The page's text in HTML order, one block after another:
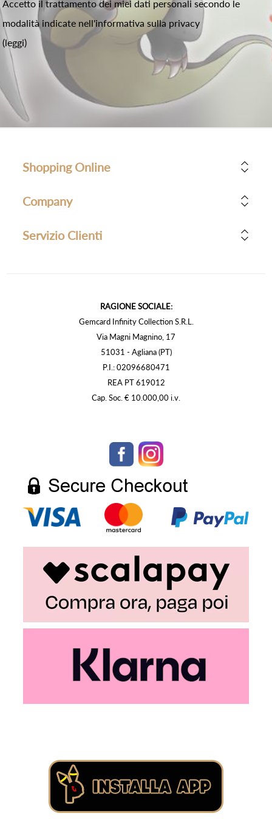
Accetto il trattamento dei miei dati personali secondo le
modalità indicate nell'informativa sulla privacy
(leggi)
Shopping Online
Company
Servizio Clienti
RAGIONE SOCIALE:
Gemcard Infinity Collection S.R.L.
Via Magni Magnino, 17
51031 - Agliana (PT)
P.I.: 02096680471
REA PT 619012
Cap. Soc. € 10.000,00 i.v.